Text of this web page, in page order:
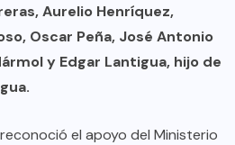
Aurelio Henríquez,
Oscar Peña, José Antonio
y Edgar Lantigua, hijo de
el apoyo del Ministerio